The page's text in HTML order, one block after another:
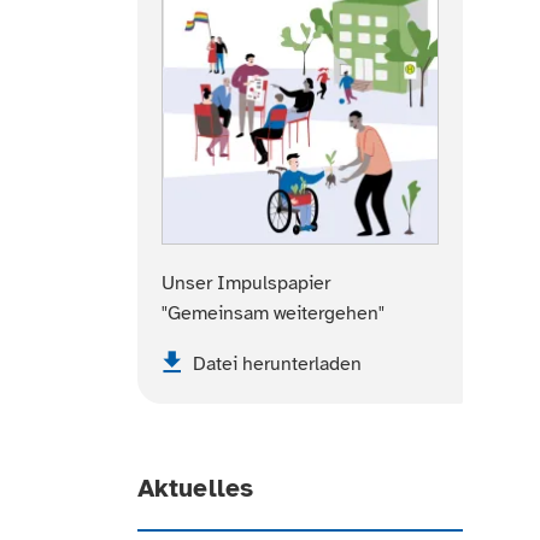
Unser Impulspapier
"Gemeinsam weitergehen"
Datei herunterladen
Aktuelles